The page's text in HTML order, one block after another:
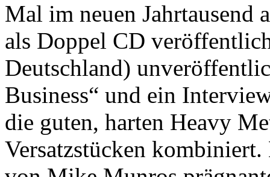
Mal im neuen Jahrtausend
als Doppel CD
Deutschland)
Business“ und ein
die guten, harten Heavy
Versatzstücken